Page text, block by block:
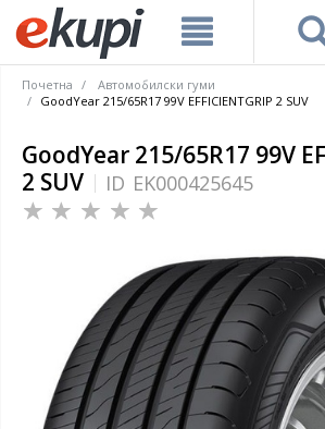
Почетна
Автомобилски гуми
GoodYear 215/65R17 99V EFFICIENTGRIP 2 SUV
GoodYear 215/65R17 99V
2 SUV
ID EK000425645